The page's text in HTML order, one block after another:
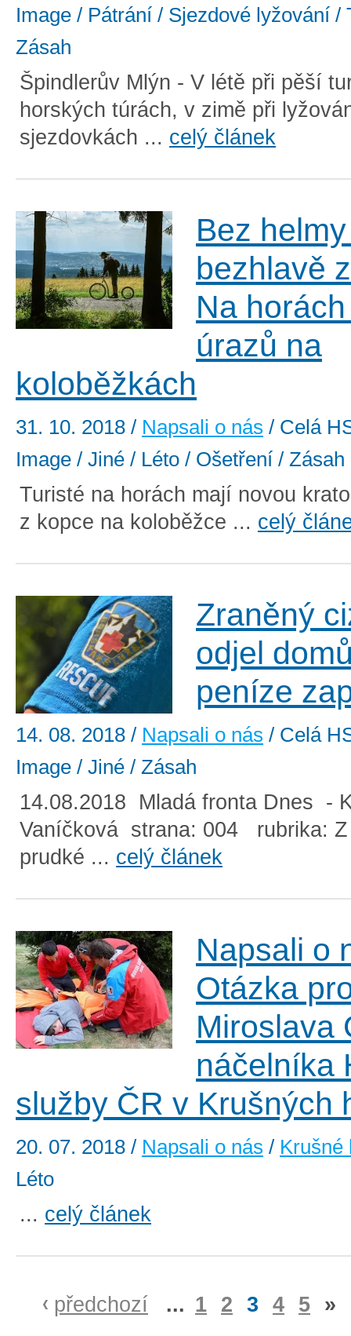
Image / Pátrání / Sjezdové lyžování /
Zásah
Špindlerův Mlýn - V létě při pěší
horských túrách, v zimě při
sjezdovkách ... celý článek
Bez
bezhlavě
Na
úrazů na
koloběžkách
31. 10. 2018 / Napsali o nás / Celá
Image / Jiné / Léto / Ošetření / Zásah
Turisté na horách mají novou
z kopce na koloběžce ... celý
Zraněný
odjel
peníze
14. 08. 2018 / Napsali o nás / Celá
Image / Jiné / Zásah
14.08.2018 Mladá fronta Dnes -
Vaníčková strana: 004 rubrika: Z
prudké ... celý článek
Napsali o
Otázka
Miroslava
náčelníka
služby ČR v Krušných
20. 07. 2018 / Napsali o nás / Krušné
Léto
... celý článek
předchozí ... 1 2 3 4 5 »